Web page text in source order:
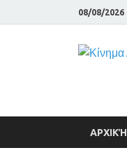
08/08/2026
ΑΡΧΙΚΉ